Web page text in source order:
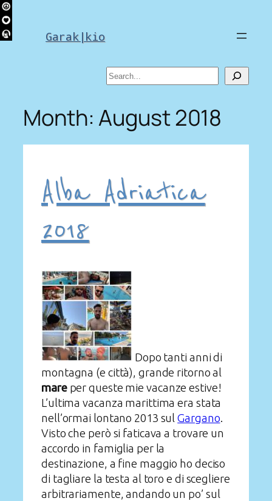
Skip
to
content Garak|kio
Search
Month:August 2018
Alba Adriatica
2018
Dopo tanti anni di
montagna (e città), grande ritorno al
mareper queste mie vacanze estive!
L’ultima vacanza marittima era stata
nell’ormai lontano 2013 sulGargano.
Visto che però si faticava a trovare un
accordo in famiglia per la
destinazione, a fine maggio ho deciso
di tagliare la testa al toro e di scegliere
arbitrariamente, andando un po’ sul